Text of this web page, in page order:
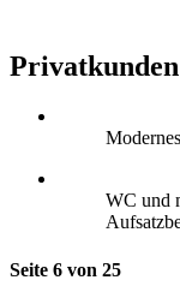
WC und
Seite 6 von 25